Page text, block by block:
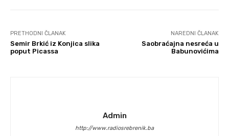
PRETHODNI ČLANAK
Semir Brkić iz Konjica slika
poput Picassa
NAREDNI ČLANAK
Saobraćajna nesreća u
Babunovićima
Admin
http://www.radiosrebrenik.ba